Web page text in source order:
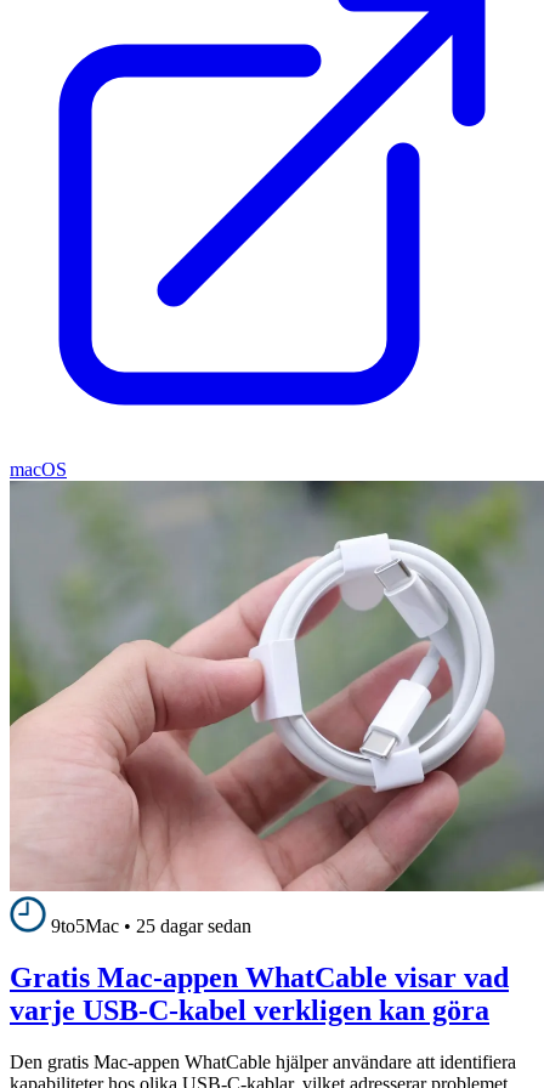
macOS
9to5Mac • 25 dagar sedan
Gratis Mac-appen WhatCable visar vad
varje USB-C-kabel verkligen kan göra
Den gratis Mac-appen WhatCable hjälper användare att identifiera
kapabiliteter hos olika USB-C-kablar, vilket adresserar problemet